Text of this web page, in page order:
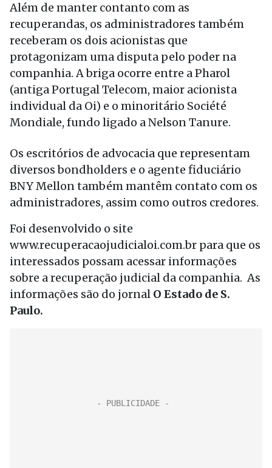
Além de manter contanto com as
recuperandas, os administradores também
receberam os dois acionistas que
protagonizam uma disputa pelo poder na
companhia. A briga ocorre entre a Pharol
(antiga Portugal Telecom, maior acionista
individual da Oi) e o minoritário Société
Mondiale, fundo ligado a Nelson Tanure.
Os escritórios de advocacia que representam
diversos bondholders e o agente fiduciário
BNY Mellon também mantêm contato com os
administradores, assim como outros credores.
Foi desenvolvido o site
www.recuperacaojudicialoi.com.br para que os
interessados possam acessar informações
sobre a recuperação judicial da companhia. As
informações são do jornal O Estado de S.
Paulo.